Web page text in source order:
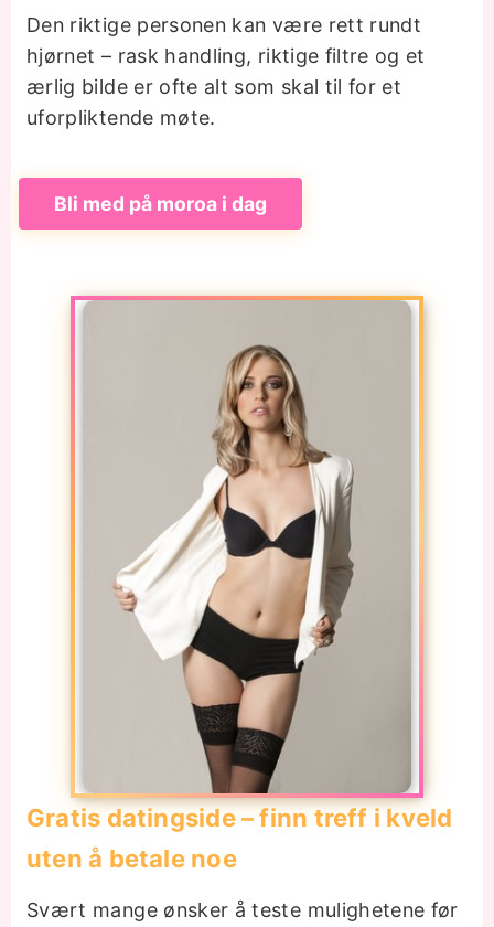
Den riktige personen kan være rett rundt
hjørnet – rask handling, riktige filtre og et
ærlig bilde er ofte alt som skal til for et
uforpliktende møte.
Bli med på moroa i dag
Gratis datingside – finn treff i kveld
uten å betale noe
Svært mange ønsker å teste mulighetene før